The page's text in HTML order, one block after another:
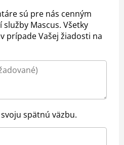
sú pre nás cenným
Mascus. Všetky
prípade Vašej žiadosti na
spätnú väzbu.